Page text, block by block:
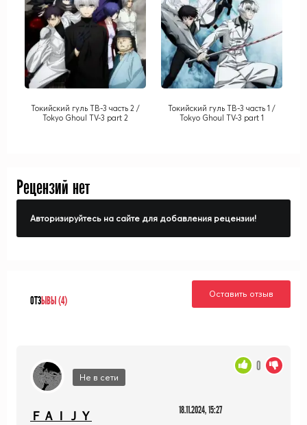
Токийский гуль ТВ-3 часть 2 /
Tokyo Ghoul TV-3 part 2
Токийский гуль ТВ-3 часть 1 /
Tokyo Ghoul TV-3 part 1
Рецензий нет
Авторизируйтесь на сайте для добавления рецензии!
ОТЗЫВЫ (4)
Оставить отзыв
Не в сети
ＦＡＩＪＹ 18.11.2024, 15:27
0